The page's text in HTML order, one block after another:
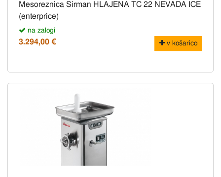
Mesoreznica Sirman HLAJENA TC 22 NEVADA ICE
(enterprice)
na zalogi
3.294,00 € v košarico